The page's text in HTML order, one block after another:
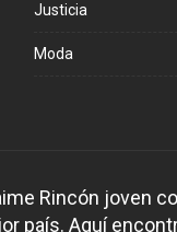
Justicia
Moda
Rincón joven
país. Aquí